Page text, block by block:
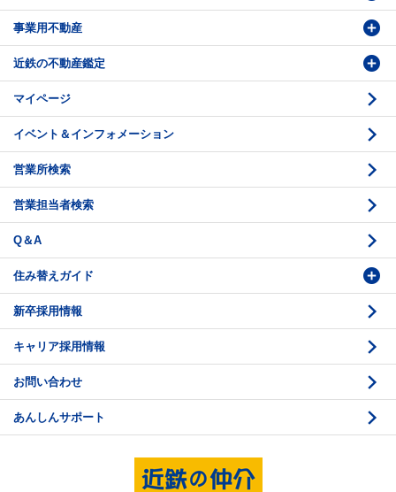
投資・事業用検索
購入のお問い合わせ
売却相談
賃貸物件検索
学園前賃貸センター
賃貸借のお問い合わせ
事業用不動産
購入・売却の流れ
収益不動産の取扱
底地の資産性
相続と不動産
不動産投資のQ＆A
法人営業センター紹介
近鉄の不動産鑑定
時価評価支援
鑑定評価ご相談例
鑑定評価の流れ
お問い合わせ・ご相談
鑑定センター紹介
マイページ
イベント＆インフォメーション
営業所検索
営業担当者検索
Q＆A
住み替えガイド
価格査定
媒介契約
売却活動
売却諸費用
購入のスケジュール
物件資料の読み方 1
物件資料の読み方 2
現地見学のポイント
新卒採用情報
キャリア採用情報
お問い合わせ
あんしんサポート